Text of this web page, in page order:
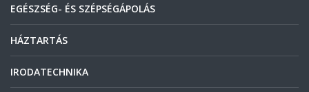
EGÉSZSÉG- ÉS SZÉPSÉGÁPOLÁS
HÁZTARTÁS
IRODATECHNIKA